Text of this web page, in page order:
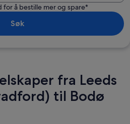
å bestille mer og spare*
Søk
fra Leeds
til Bodø